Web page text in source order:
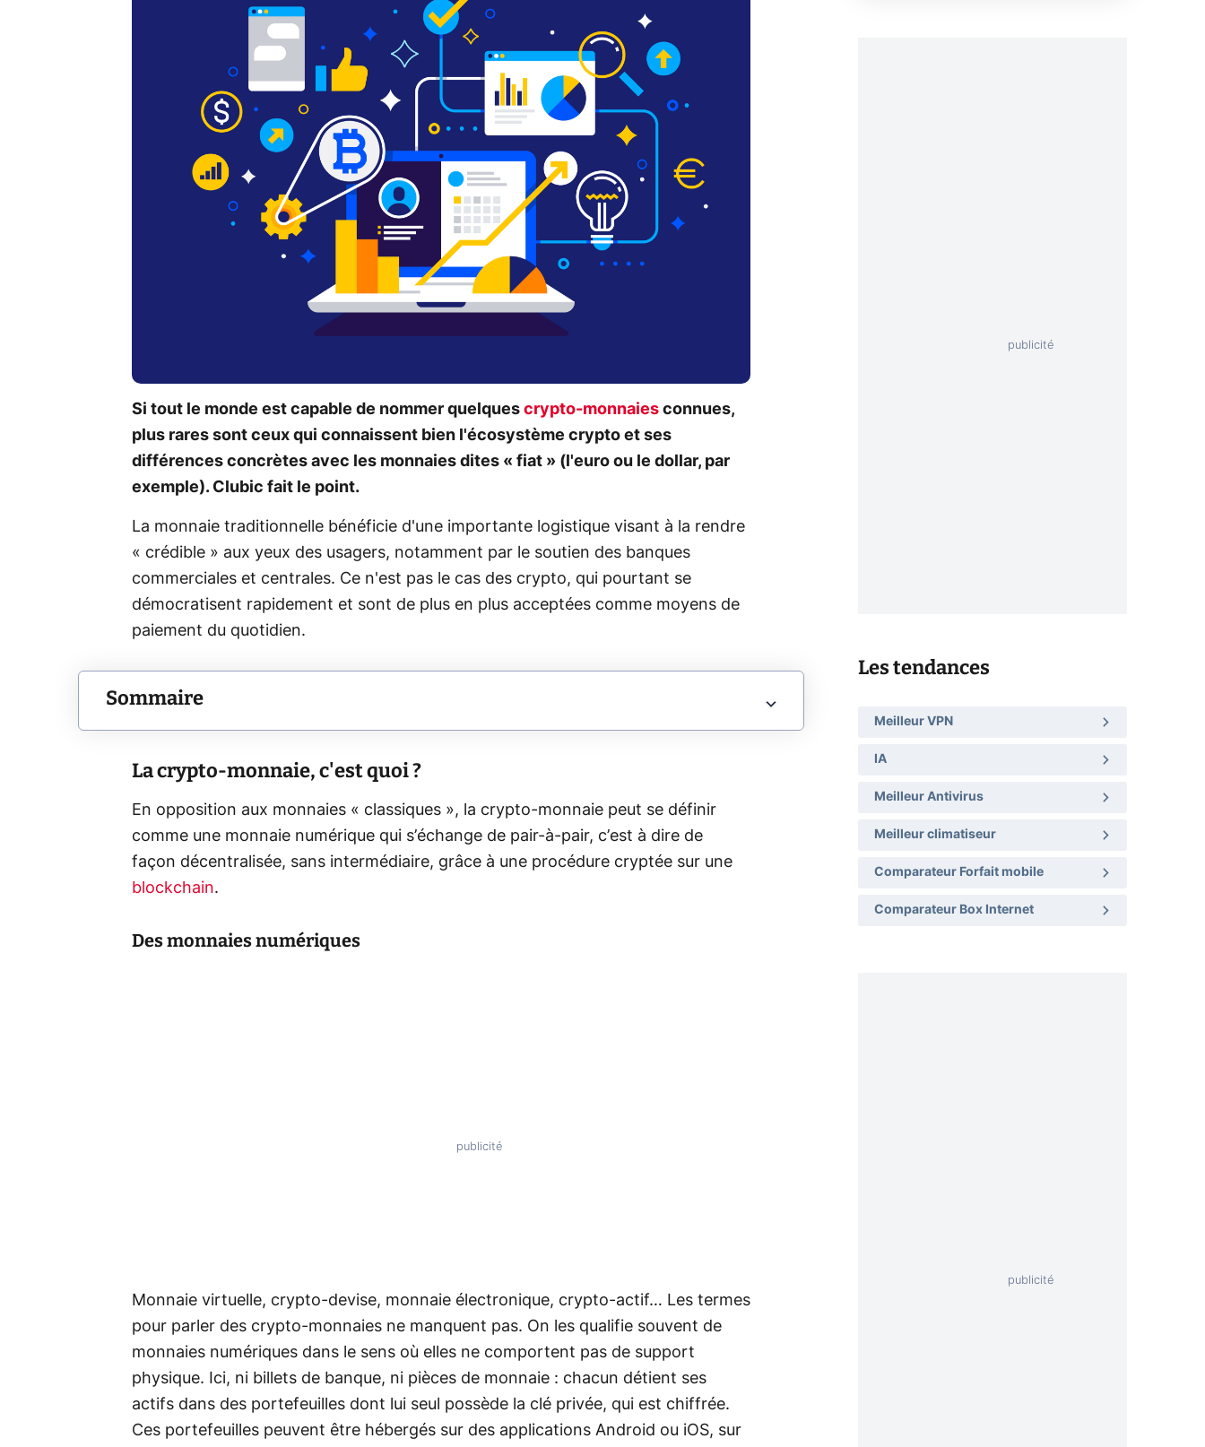
Si tout le monde est capable de nommer quelques crypto-monnaies connues,
plus rares sont ceux qui connaissent bien l'écosystème crypto et ses
différences concrètes avec les monnaies dites « fiat » (l'euro ou le dollar, par
exemple). Clubic fait le point.
La monnaie traditionnelle bénéficie d'une importante logistique visant à la rendre
« crédible » aux yeux des usagers, notamment par le soutien des banques
commerciales et centrales. Ce n'est pas le cas des crypto, qui pourtant se
démocratisent rapidement et sont de plus en plus acceptées comme moyens de
paiement du quotidien.
Sommaire
La crypto-monnaie, c'est quoi ?
En opposition aux monnaies « classiques », la crypto-monnaie peut se définir
comme une monnaie numérique qui s’échange de pair-à-pair, c’est à dire de
façon décentralisée, sans intermédiaire, grâce à une procédure cryptée sur une
blockchain.
Des monnaies numériques
Monnaie virtuelle, crypto-devise, monnaie électronique, crypto-actif… Les termes
pour parler des crypto-monnaies ne manquent pas. On les qualifie souvent de
monnaies numériques dans le sens où elles ne comportent pas de support
physique. Ici, ni billets de banque, ni pièces de monnaie : chacun détient ses
actifs dans des portefeuilles dont lui seul possède la clé privée, qui est chiffrée.
Ces portefeuilles peuvent être hébergés sur des applications Android ou iOS, sur
Les tendances
Meilleur VPN
IA
Meilleur Antivirus
Meilleur climatiseur
Comparateur Forfait mobile
Comparateur Box Internet